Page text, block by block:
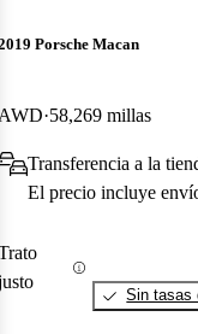
Porsche Macan
AWD 58,269 millas
Transferencia a la
El precio incluye
Sin tasas